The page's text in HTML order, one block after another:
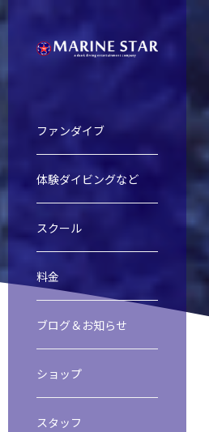
ファンダイブ
体験ダイビングなど
スクール
料金
ブログ＆お知らせ
ショップ
スタッフ